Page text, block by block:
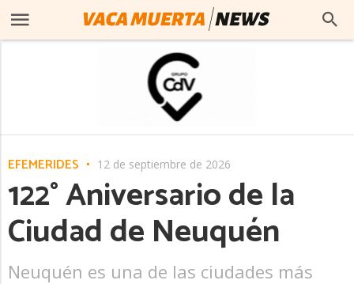
EFEMERIDES 12 de septiembre de 2026
122° Aniversario de la
Ciudad de Neuquén
Neuquén es una de las ciudades más